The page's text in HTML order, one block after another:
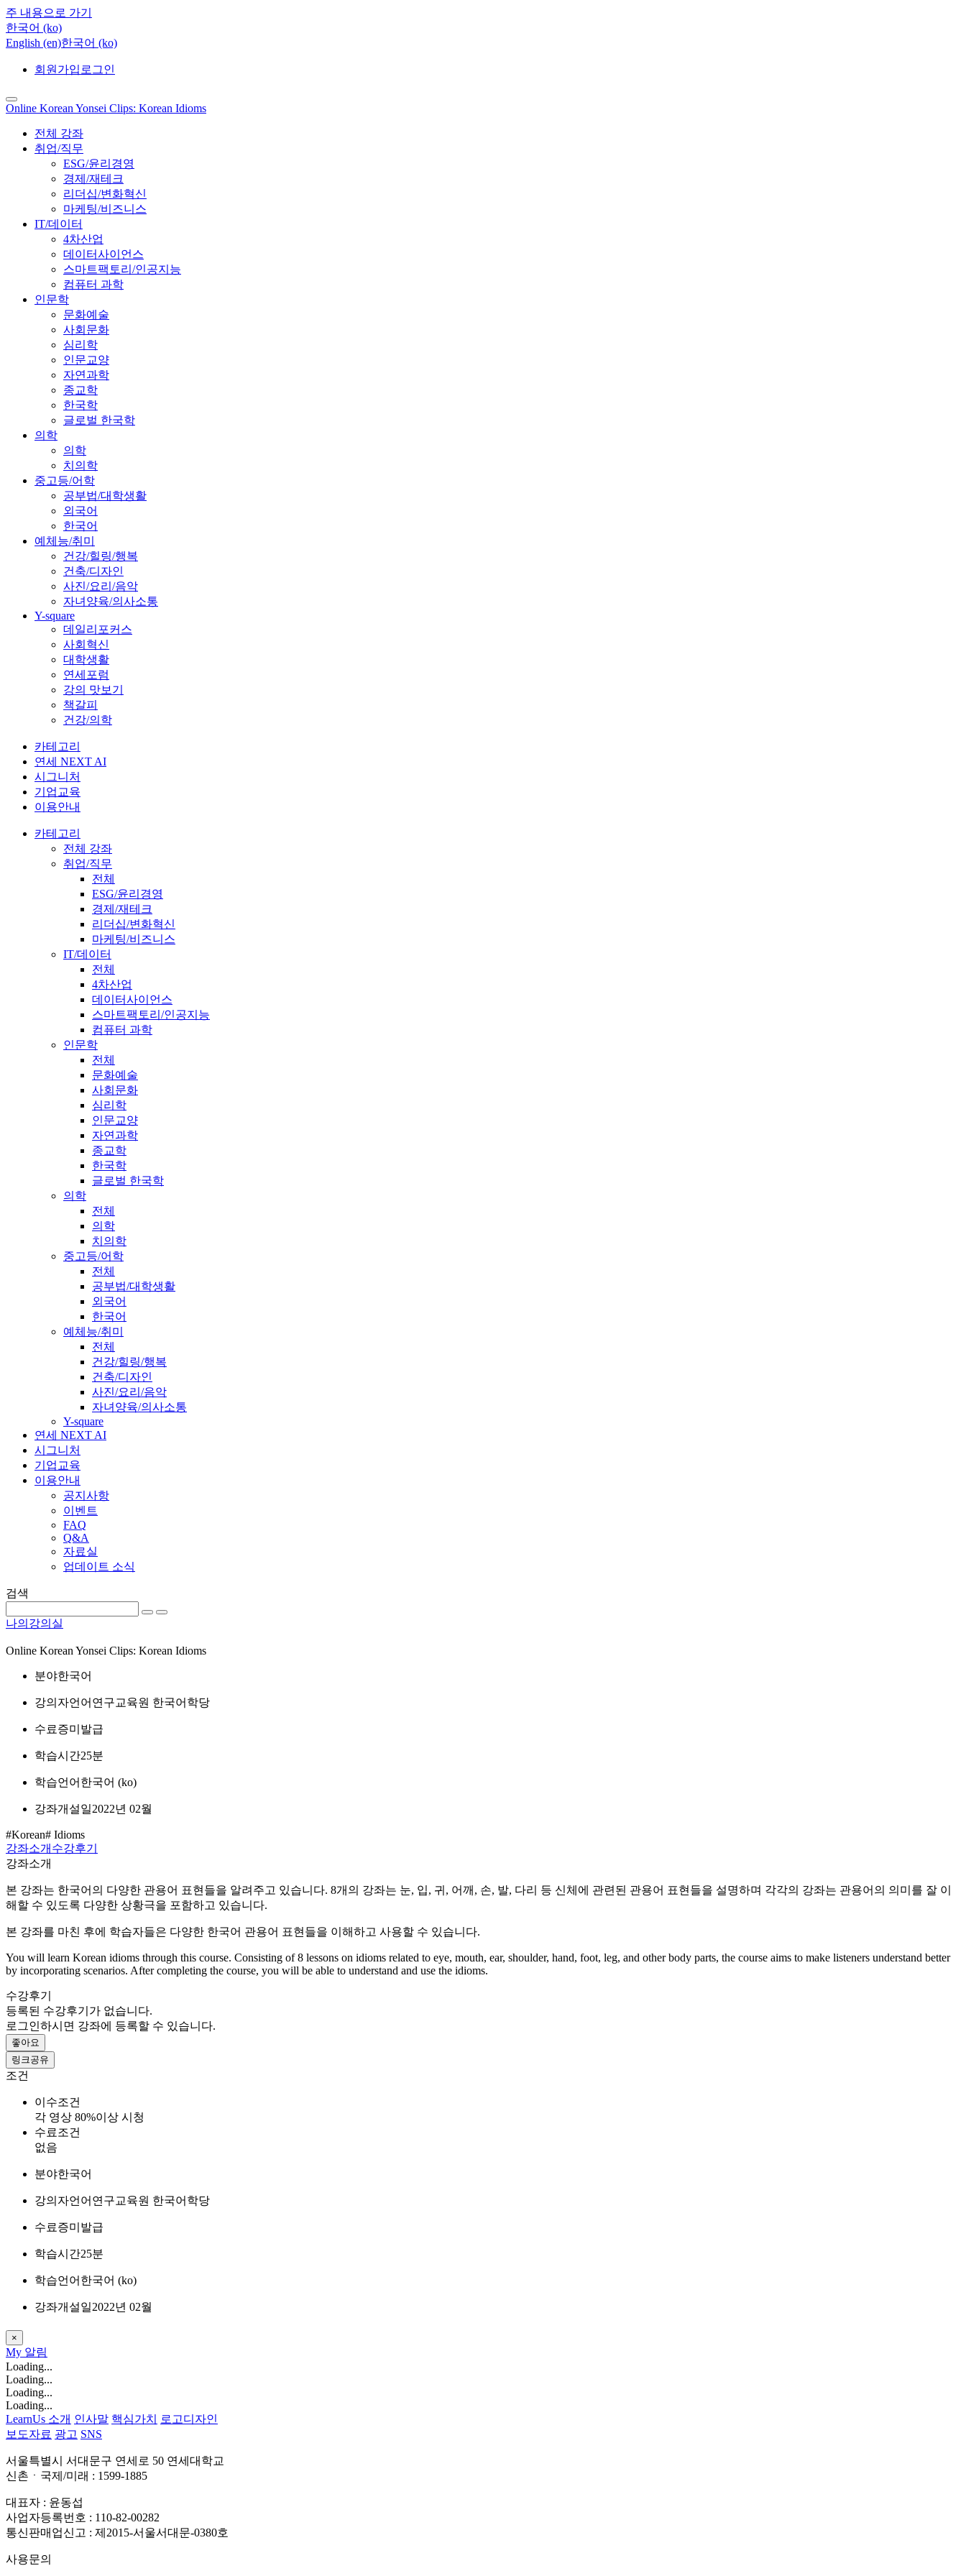
주 내용으로 가기
한국어 ‎(ko)‎
English ‎(en)‎한국어 ‎(ko)‎
회원가입 로그인
Online Korean Yonsei Clips: Korean Idioms
전체 강좌
취업/직무
ESG/윤리경영
경제/재테크
리더십/변화혁신
마케팅/비즈니스
IT/데이터
4차산업
데이터사이언스
스마트팩토리/인공지능
컴퓨터 과학
인문학
문화예술
사회문화
심리학
인문교양
자연과학
종교학
한국학
글로벌 한국학
의학
의학
치의학
중고등/어학
공부법/대학생활
외국어
한국어
예체능/취미
건강/힐링/행복
건축/디자인
사진/요리/음악
자녀양육/의사소통
Y-square
데일리포커스
사회혁신
대학생활
연세포럼
강의 맛보기
책갈피
건강/의학
카테고리
연세 NEXT AI
시그니처
기업교육
이용안내
카테고리
전체 강좌
취업/직무
전체
ESG/윤리경영
경제/재테크
리더십/변화혁신
마케팅/비즈니스
IT/데이터
전체
4차산업
데이터사이언스
스마트팩토리/인공지능
컴퓨터 과학
인문학
전체
문화예술
사회문화
심리학
인문교양
자연과학
종교학
한국학
글로벌 한국학
의학
전체
의학
치의학
중고등/어학
전체
공부법/대학생활
외국어
한국어
예체능/취미
전체
건강/힐링/행복
건축/디자인
사진/요리/음악
자녀양육/의사소통
Y-square
연세 NEXT AI
시그니처
기업교육
이용안내
공지사항
이벤트
FAQ
Q&A
자료실
업데이트 소식
검색
나의강의실
Online Korean Yonsei Clips: Korean Idioms
분야한국어
강의자언어연구교육원 한국어학당
수료증미발급
학습시간25분
학습언어 한국어 ‎(ko)‎
강좌개설일2022년 02월
#Korean# Idioms
강좌소개 수강후기
강좌소개
본 강좌는 한국어의 다양한 관용어 표현들을 알려주고 있습니다. 8개의 강좌는 눈, 입, 귀, 어깨, 손, 발, 다리 등 신체에 관련된 관용어 표현들을 설명하며 각각의 강좌는 관용어의 의미를 잘 이
해할 수 있도록 다양한 상황극을 포함하고 있습니다.
본 강좌를 마친 후에 학습자들은 다양한 한국어 관용어 표현들을 이해하고 사용할 수 있습니다.
You will learn Korean idioms through this course. Consisting of 8 lessons on idioms related to eye, mouth, ear, shoulder, hand, foot, leg, and other body parts, the course aims to make listeners understand better
by incorporating scenarios. After completing the course, you will be able to understand and use the idioms.
수강후기
등록된 수강후기가 없습니다.
로그인하시면 강좌에 등록할 수 있습니다.
좋아요
링크공유
조건
이수조건
각 영상 80%이상 시청
수료조건
없음
분야한국어
강의자언어연구교육원 한국어학당
수료증미발급
학습시간25분
학습언어 한국어 ‎(ko)‎
강좌개설일2022년 02월
×
My 알림
Loading...
Loading...
Loading...
Loading...
LearnUs 소개 인사말 핵심가치
로고디자인
보도자료 광고 SNS
서울특별시 서대문구 연세로 50 연세대학교
신촌ㆍ국제/미래 : 1599-1885
대표자 : 윤동섭
사업자등록번호 : 110-82-00282
통신판매업신고 : 제2015-서울서대문-0380호
사용문의